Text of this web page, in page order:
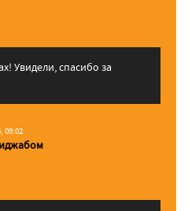
Увидели, спасибо за
09:02